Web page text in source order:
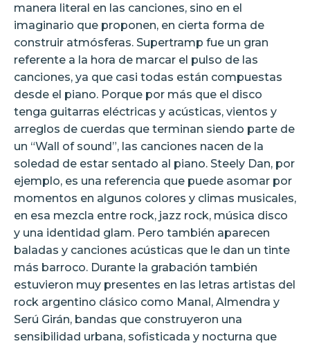
manera literal en las canciones, sino en el
imaginario que proponen, en cierta forma de
construir atmósferas. Supertramp fue un gran
referente a la hora de marcar el pulso de las
canciones, ya que casi todas están compuestas
desde el piano. Porque por más que el disco
tenga guitarras eléctricas y acústicas, vientos y
arreglos de cuerdas que terminan siendo parte de
un “Wall of sound”, las canciones nacen de la
soledad de estar sentado al piano. Steely Dan, por
ejemplo, es una referencia que puede asomar por
momentos en algunos colores y climas musicales,
en esa mezcla entre rock, jazz rock, música disco
y una identidad glam. Pero también aparecen
baladas y canciones acústicas que le dan un tinte
más barroco. Durante la grabación también
estuvieron muy presentes en las letras artistas del
rock argentino clásico como Manal, Almendra y
Serú Girán, bandas que construyeron una
sensibilidad urbana, sofisticada y nocturna que